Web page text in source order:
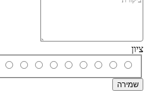
ציון
שמירה